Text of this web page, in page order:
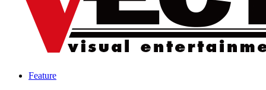
Feature